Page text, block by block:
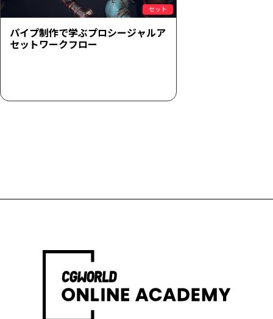
セット
パイプ制作で学ぶプロシージャルア
セットワークフロー